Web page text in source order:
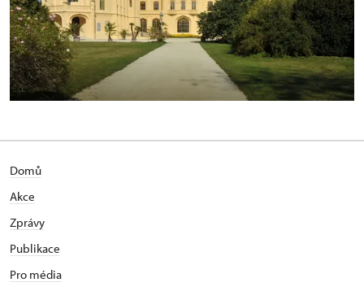
Domů
Akce
Zprávy
Publikace
Pro média